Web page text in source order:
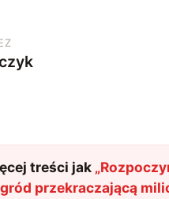
treści jak „
przekraczającą